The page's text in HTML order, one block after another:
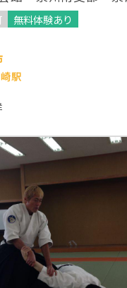
無料体験あり
駅